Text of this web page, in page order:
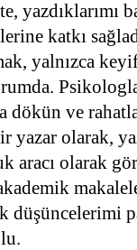
yazdıklarımı
katkı
yalnızca
dökün ve
yazar olarak,
aracı olarak
düşüncelerimi